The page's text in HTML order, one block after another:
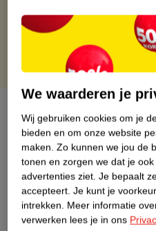
Gratis punten met je
Over dit product
Productinformatie
Etiketinformatie
Nature Impact Score
We waarderen je
Wij gebruiken cookies om je
bieden en om onze website
maken. Zo kunnen we jou de
tonen en zorgen we dat je
advertenties ziet. Je bepaalt
accepteert. Je kunt je
intrekken. Meer informatie
verwerken lees je in ons